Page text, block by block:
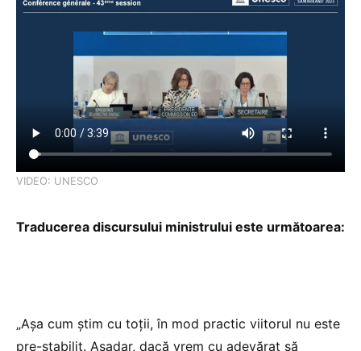
VIDEO: UNESCO
Traducerea discursului ministrului este următoarea:
„Așa cum știm cu toții, în mod practic viitorul nu este
pre-stabilit. Așadar, dacă vrem cu adevărat să